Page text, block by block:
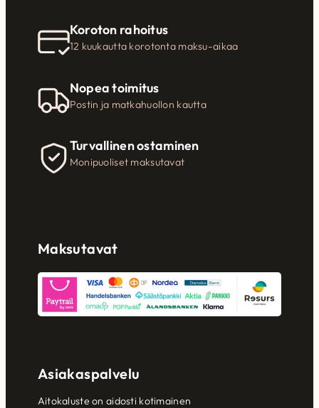
Koroton rahoitus
12 kuukautta korotonta maksu-aikaa
Nopea toimitus
Postin ja matkahuollon kautta
Turvallinen ostaminen
Monipuoliset maksutavat
Maksutavat
Asiakaspalvelu
Aitokaluste on aidosti kotimainen